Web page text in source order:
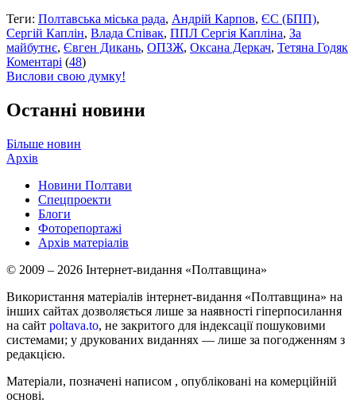
Теги: Полтавська міська рада, Андрій Карпов, ЄС (БПП),
Сергій Каплін, Влада Співак, ППЛ Сергія Капліна, За
майбутнє, Євген Дикань, ОПЗЖ, Оксана Деркач, Тетяна Годяк
Коментарі (48)
Вислови свою думку!
Останні новини
Більше новин
Архів
Новини Полтави
Спецпроекти
Блоги
Фоторепортажі
Архів матеріалів
© 2009 – 2026 Інтернет-видання «Полтавщина»
Використання матеріалів інтернет-видання «Полтавщина» на
інших сайтах дозволяється лише за наявності гіперпосилання
на сайт poltava.to, не закритого для індексації пошуковими
системами; у друкованих виданнях — лише за погодженням з
редакцією.
Матеріали, позначені написом , опубліковані на комерційній
основі.